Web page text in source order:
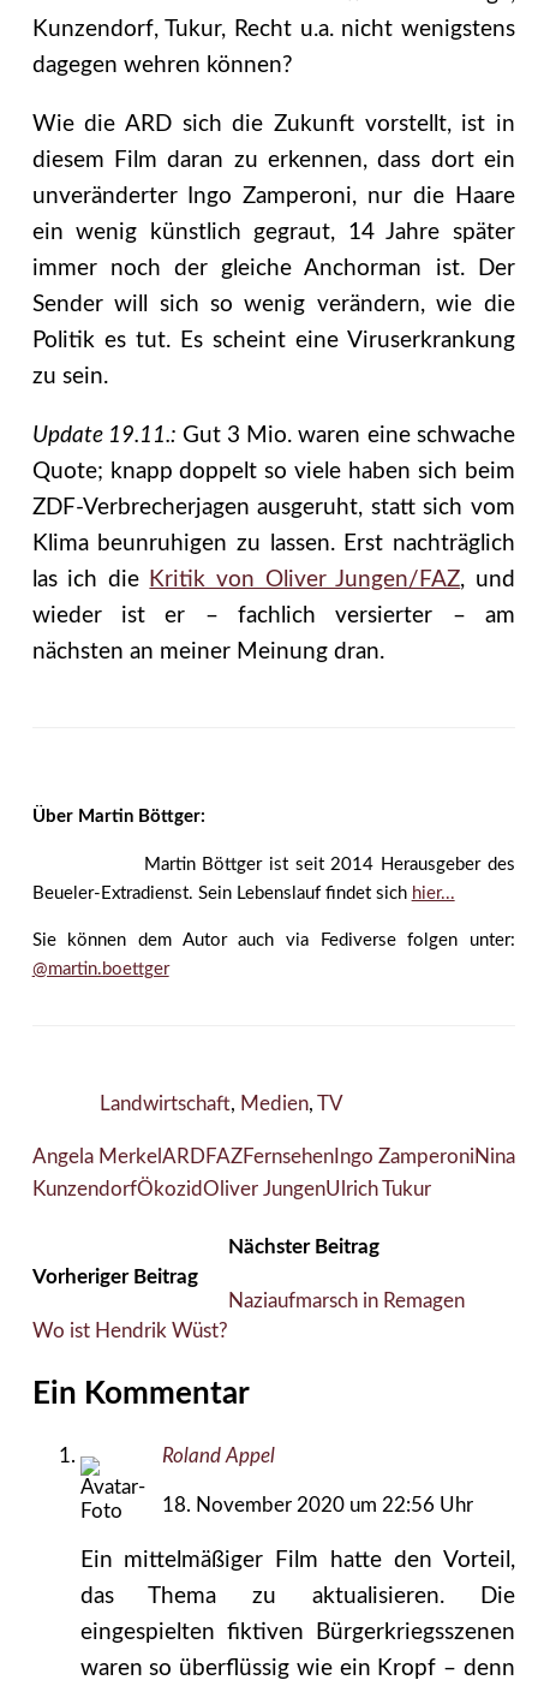
Kunzendorf, Tukur, Recht u.a. nicht wenigstens
dagegen wehren können?
Wie die ARD sich die Zukunft vorstellt, ist in
diesem Film daran zu erkennen, dass dort ein
unveränderter Ingo Zamperoni, nur die Haare
ein wenig künstlich gegraut, 14 Jahre später
immer noch der gleiche Anchorman ist. Der
Sender will sich so wenig verändern, wie die
Politik es tut. Es scheint eine Viruserkrankung
zu sein.
Update 19.11.: Gut 3 Mio. waren eine schwache
Quote; knapp doppelt so viele haben sich beim
ZDF-Verbrecherjagen ausgeruht, statt sich vom
Klima beunruhigen zu lassen. Erst nachträglich
las ich die Kritik von Oliver Jungen/FAZ, und
wieder ist er – fachlich versierter – am
nächsten an meiner Meinung dran.
Über Martin Böttger:
Martin Böttger ist seit 2014 Herausgeber des
Beueler-Extradienst. Sein Lebenslauf findet sich hier...
Sie können dem Autor auch via Fediverse folgen unter:
@martin.boettger
Landwirtschaft, Medien, TV
Angela Merkel ARD FAZFernsehenIngo Zamperoni Nina
KunzendorfÖkozidOliver JungenUlrich Tukur
Vorheriger Beitrag
Wo ist Hendrik Wüst?
Nächster Beitrag
Naziaufmarsch in Remagen
Ein Kommentar
Roland Appel
18. November 2020 um 22:56 Uhr
Ein mittelmäßiger Film hatte den Vorteil,
das Thema zu aktualisieren. Die
eingespielten fiktiven Bürgerkriegsszenen
waren so überflüssig wie ein Kropf – denn